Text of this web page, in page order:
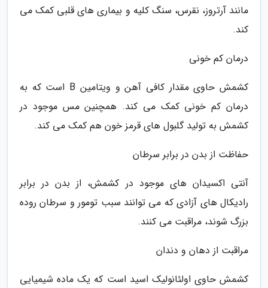
مانند آرتروز، نقرس، سنگ کلیه و بیماری های قلبی کمک می
کند.
درمان کم خونی
کشمش حاوی مقدار کافی آهن و ویتامین B است که به
درمان کم خونی کمک می کند. همچنین مس موجود در
کشمش به تولید گلبول های قرمز خون هم کمک می کند.
حفاظت از بدن در برابر سرطان
آنتی اکسیدان های موجود در کشمش، از بدن در برابر
رادیکال های آزادی که می توانند سبب تومور و سرطان روده
بزرگ شوند، مراقبت می کنند.
مراقبت از دهان و دندان
کشمش حاوی اولئانولیک اسید است که یک ماده شیمیایی